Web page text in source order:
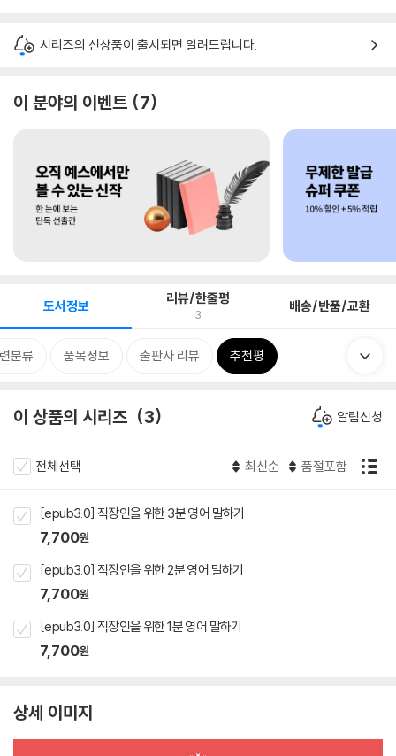
시리즈의 신상품이 출시되면 알려드립니다.
이 분야의 이벤트 7
도서정보 리뷰/한줄평
3 배송/반품/교환
분류 품목정보 출판사 리뷰 추천평
이 상품의 시리즈 3 알림신청
전체선택 최신순 품절포함
[epub3.0] 직장인을 위한 3분 영어 말하기
7,700원
[epub3.0] 직장인을 위한 2분 영어 말하기
7,700원
[epub3.0] 직장인을 위한 1분 영어 말하기
7,700원
상세 이미지